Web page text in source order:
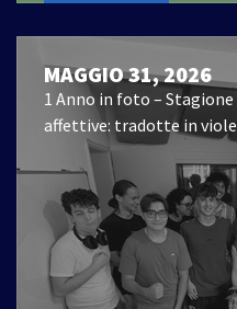
MAGGIO 31, 2026
1 Anno in foto –
affettive: tradotte in